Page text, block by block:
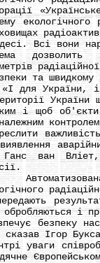
екологічного
Всі вони
дозволить
та
України, і
України
і щоб
ван Вліет,
обробляються і
безпеку
Ігор
уваги